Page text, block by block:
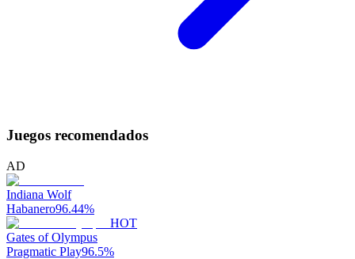
Juegos recomendados
AD
Indiana Wolf
Habanero96.44%
HOT
Gates of Olympus
Pragmatic Play96.5%